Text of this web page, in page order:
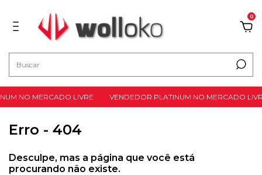
0
NO MERCADO LIVRE VENDEDOR PLATINUM NO MERCADO
Erro - 404
Desculpe, mas a página que você está
procurando não existe.